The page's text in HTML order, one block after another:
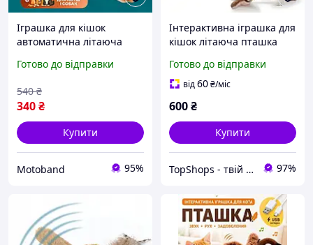
Іграшка для кішок
автоматична літаюча
інтерактивна зі звуком
Готово до відправки
340₴
540 ₴
Купити
Motoband 95%
Інтерактивна іграшка для
кішок літаюча пташка
махає крилами TC-50
Готово до відправки
від60₴/міс
600₴
Купити
TopShops - твій інтернет магазин 97%